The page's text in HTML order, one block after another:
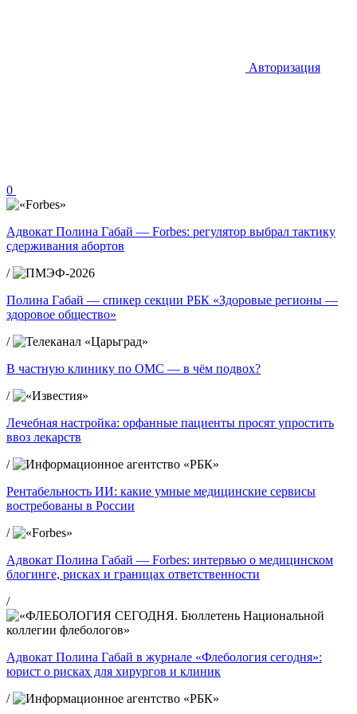
Авторизация
0
Адвокат Полина Габай — Forbes: регулятор выбрал тактику
сдерживания абортов
/
Полина Габай — спикер секции РБК «Здоровые регионы —
здоровое общество»
/
В частную клинику по ОМС — в чём подвох?
/
Лечебная настройка: орфанные пациенты просят упростить
ввоз лекарств
/
Рентабельность ИИ: какие умные медицинские сервисы
востребованы в России
/
Адвокат Полина Габай — Forbes: интервью о медицинском
блогинге, рисках и границах ответственности
/
Адвокат Полина Габай в журнале «Флебология сегодня»:
юрист о рисках для хирургов и клиник
/